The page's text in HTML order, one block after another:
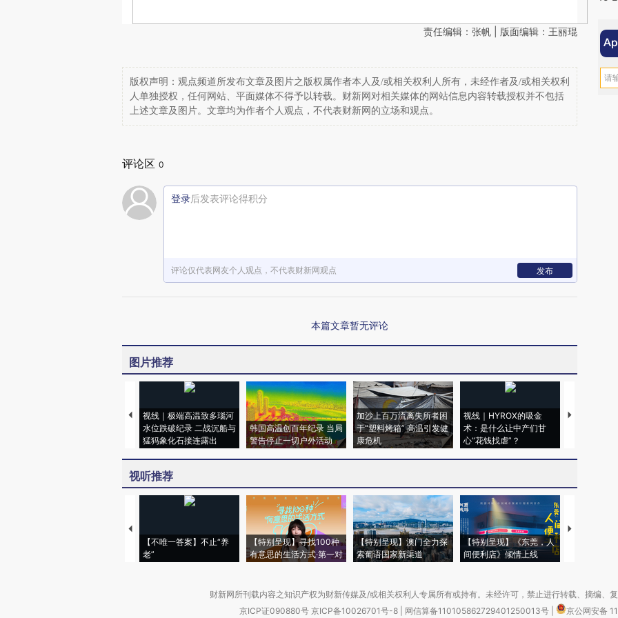
责任编辑：张帆 | 版面编辑：王丽琨
版权声明：观点频道所发布文章及图片之版权属作者本人及/或相关权利人所有，未经作者及/或相关权利
人单独授权，任何网站、平面媒体不得予以转载。财新网对相关媒体的网站信息内容转载授权并不包括
上述文章及图片。文章均为作者个人观点，不代表财新网的立场和观点。
评论区 0
登录后发表评论得积分
评论仅代表网友个人观点，不代表财新网观点 发布
本篇文章暂无评论
图片推荐
视线｜极端高温致多瑙河
水位跌破纪录 二战沉船与
猛犸象化石接连露出
韩国高温创百年纪录 当局
警告停止一切户外活动
加沙上百万流离失所者困
于“塑料烤箱” 高温引发健
康危机
视线｜HYROX的吸金
术：是什么让中产们甘
心“花钱找虐”？
马航飞行员
视听推荐
【不唯一答案】不止“养
老”
【特别呈现】寻找100种
有意思的生活方式·第一对
【特别呈现】澳门全力探
索葡语国家新渠道
【特别呈现】《东莞，人
间便利店》倾情上线
【推广】走
财新网所刊载内容之知识产权为财新传媒及/或相关权利人专属所有或持有。未经许可，禁止进行转载、摘编、
京ICP证090880号 京ICP备10026701号-8 网信算备110105862729401250013号 京公网安备